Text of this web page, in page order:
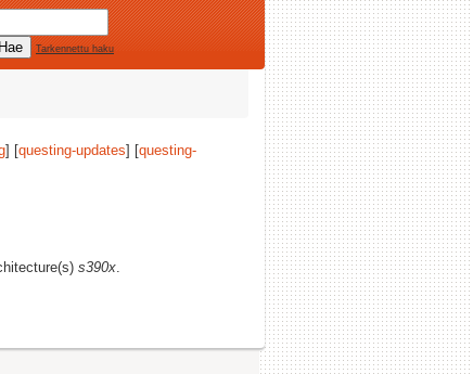
Tarkennettu haku
] [questing-updates] [questing-
s390x.